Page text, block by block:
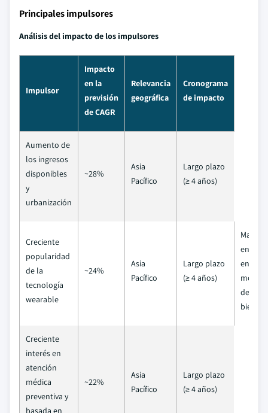
Principales impulsores
Análisis del impacto de los impulsores
Impulsor
Impacto
en la
previsión
de CAGR
Relevancia
geográfica
Cronograma
de impacto
Aumento de
los ingresos
disponibles
y
urbanización
~28%
Asia
Pacífico
Largo plazo
(≥ 4 años)
Creciente
popularidad
de la
tecnología
wearable
~24%
Asia
Pacífico
Largo plazo
(≥ 4 años)
Mayor
en el
de
Creciente
interés en
atención
médica
preventiva y
basada en
~22%
Asia
Pacífico
Largo plazo
(≥ 4 años)